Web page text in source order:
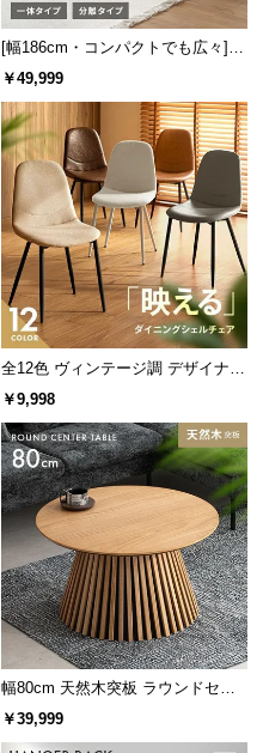
[幅186cm・コンパクトでも広々] 3
人掛けソファベッド リクライニン
￥49,999
全12色 ヴィンテージ調 デザイナー
ズシェルチェア
￥9,998
幅80cm 天然木突板 ラウンドセン
ターテーブル 美しい格子デザイン
￥39,999